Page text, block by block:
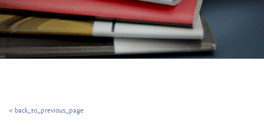
< back_to_previous_page